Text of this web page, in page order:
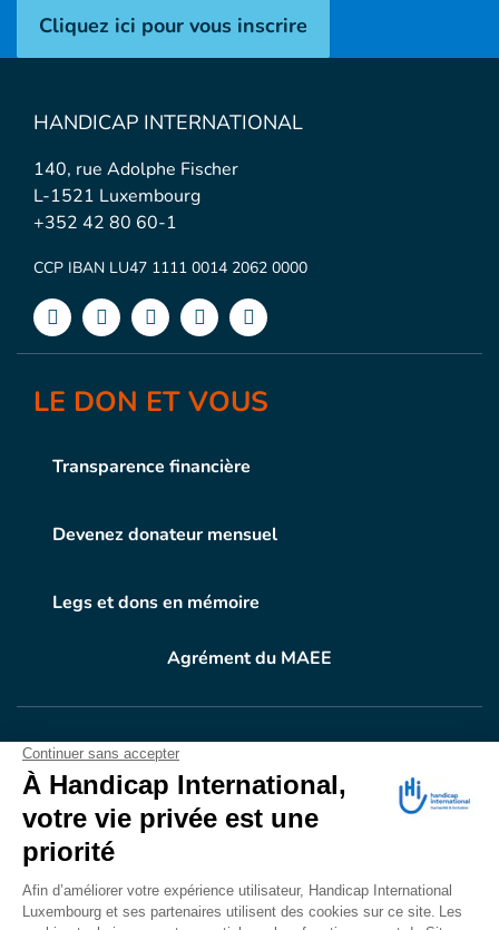
Cliquez ici pour vous inscrire
HANDICAP INTERNATIONAL
140, rue Adolphe Fischer
L-1521 Luxembourg
+352 42 80 60-1
CCP IBAN LU47 1111 0014 2062 0000
LE DON ET VOUS
Transparence financière
Devenez donateur mensuel
Legs et dons en mémoire
Agrément du MAEE
VOTRE DONEN ACTION
Grâce à vous, en 2024, 604.716 personnes ont
bénéficié d’appareillage et d’activités de réadaptation.
Merci pour votre générosité.